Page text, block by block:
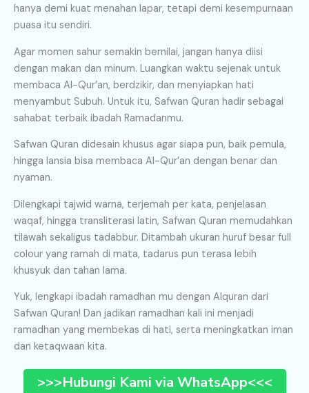
hanya demi kuat menahan lapar, tetapi demi kesempurnaan
puasa itu sendiri.
Agar momen sahur semakin bernilai, jangan hanya diisi
dengan makan dan minum. Luangkan waktu sejenak untuk
membaca Al-Qur’an, berdzikir, dan menyiapkan hati
menyambut Subuh. Untuk itu, Safwan Quran hadir sebagai
sahabat terbaik ibadah Ramadanmu.
Safwan Quran didesain khusus agar siapa pun, baik pemula,
hingga lansia bisa membaca Al-Qur’an dengan benar dan
nyaman.
Dilengkapi tajwid warna, terjemah per kata, penjelasan
waqaf, hingga transliterasi latin, Safwan Quran memudahkan
tilawah sekaligus tadabbur. Ditambah ukuran huruf besar full
colour yang ramah di mata, tadarus pun terasa lebih
khusyuk dan tahan lama.
Yuk, lengkapi ibadah ramadhan mu dengan Alquran dari
Safwan Quran! Dan jadikan ramadhan kali ini menjadi
ramadhan yang membekas di hati, serta meningkatkan iman
dan ketaqwaan kita.
>>>Hubungi Kami via WhatsApp<<<